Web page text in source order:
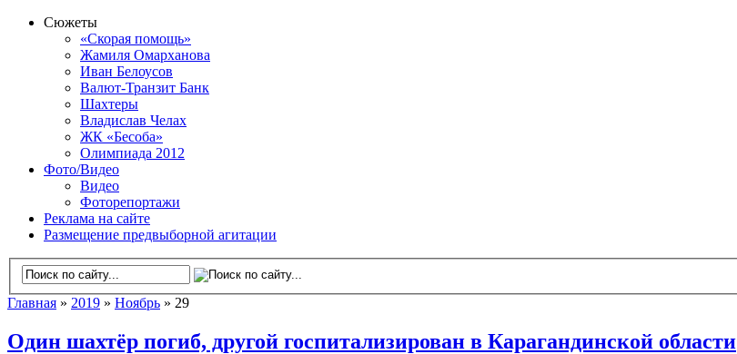
Сюжеты
«Скорая помощь»
Жамиля Омарханова
Иван Белоусов
Валют-Транзит Банк
Шахтеры
Владислав Челах
ЖК «Бесоба»
Олимпиада 2012
Фото/Видео
Видео
Фоторепортажи
Реклама на сайте
Размещение предвыборной агитации
Главная » 2019 » Ноябрь » 29
Один шахтёр погиб, другой госпитализирован в Карагандинской области